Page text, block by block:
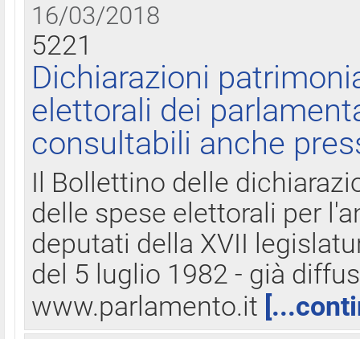
16/03/2018
5221
Dichiarazioni
elettorali dei
consultabili anche
Il Bollettino delle
delle spese elettorali per
deputati della XVII
del 5 luglio 1982 - già
www.parlamento.it